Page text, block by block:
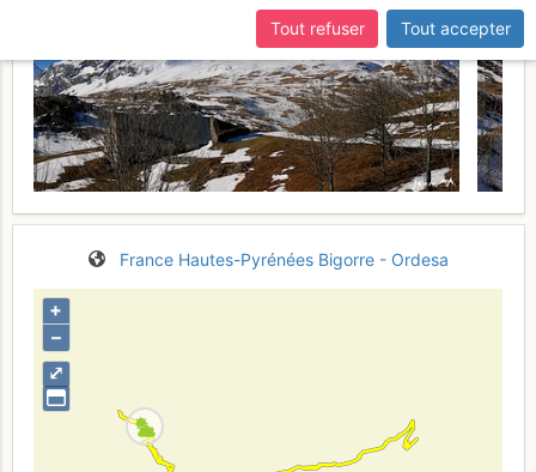
France Hautes-Pyrénées Bigorre - Ordesa
⤢
+
–
Tout refuser
Tout accepter